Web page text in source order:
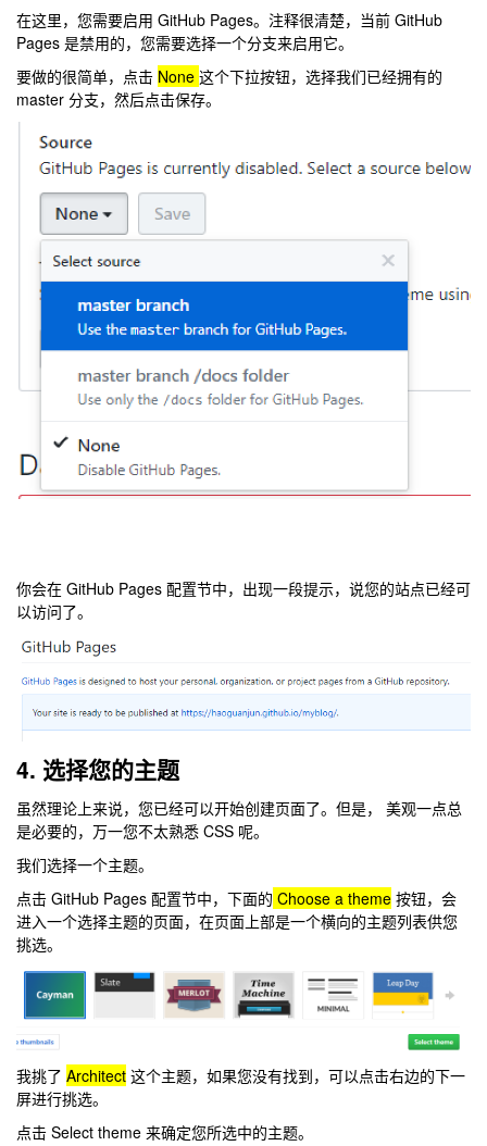
在这里，您需要启用 GitHub Pages。注释很清楚，当前 GitHub
Pages 是禁用的，您需要选择一个分支来启用它。
要做的很简单，点击 None 这个下拉按钮，选择我们已经拥有的
master 分支，然后点击保存。
你会在 GitHub Pages 配置节中，出现一段提示，说您的站点已经可
以访问了。
4. 选择您的主题
虽然理论上来说，您已经可以开始创建页面了。但是， 美观一点总
是必要的，万一您不太熟悉 CSS 呢。
我们选择一个主题。
点击 GitHub Pages 配置节中，下面的 Choose a theme 按钮，会
进入一个选择主题的页面，在页面上部是一个横向的主题列表供您
挑选。
我挑了 Architect 这个主题，如果您没有找到，可以点击右边的下一
屏进行挑选。
点击 Select theme 来确定您所选中的主题。